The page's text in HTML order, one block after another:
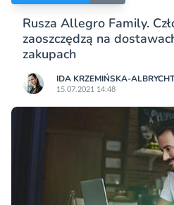
Rusza Allegro Family.
zaoszczędzą na
zakupach
IDA KRZEMIŃSKA-ALBRYCHT
15.07.2021 14:48